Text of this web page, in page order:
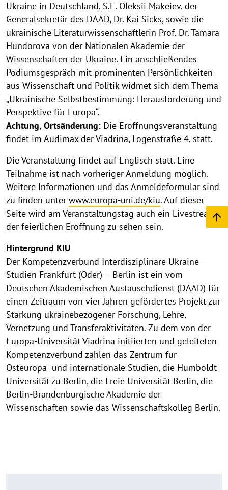
Ukraine in Deutschland, S.E. Oleksii Makeiev, der
Generalsekretär des DAAD, Dr. Kai Sicks, sowie die
ukrainische Literaturwissenschaftlerin Prof. Dr. Tamara
Hundorova von der Nationalen Akademie der
Wissenschaften der Ukraine. Ein anschließendes
Podiumsgespräch mit prominenten Persönlichkeiten
aus Wissenschaft und Politik widmet sich dem Thema
„Ukrainische Selbstbestimmung: Herausforderung und
Perspektive für Europa“.
Achtung, Ortsänderung: Die Eröffnungsveranstaltung
findet im Audimax der Viadrina, Logenstraße 4, statt.
Die Veranstaltung findet auf Englisch statt. Eine
Teilnahme ist nach vorheriger Anmeldung möglich.
Weitere Informationen und das Anmeldeformular sind
zu finden unter www.europa-uni.de/kiu. Auf dieser
Seite wird am Veranstaltungstag auch ein Livestream
der feierlichen Eröffnung zu sehen sein.
Hintergrund KIU
Der Kompetenzverbund Interdisziplinäre Ukraine-
Studien Frankfurt (Oder) – Berlin ist ein vom
Deutschen Akademischen Austauschdienst (DAAD) für
einen Zeitraum von vier Jahren gefördertes Projekt zur
Stärkung ukrainebezogener Forschung, Lehre,
Vernetzung und Transferaktivitäten. Zu dem von der
Europa-Universität Viadrina initiierten und geleiteten
Kompetenzverbund zählen das Zentrum für
Osteuropa- und internationale Studien, die Humboldt-
Universität zu Berlin, die Freie Universität Berlin, die
Berlin-Brandenburgische Akademie der
Wissenschaften sowie das Wissenschaftskolleg Berlin.